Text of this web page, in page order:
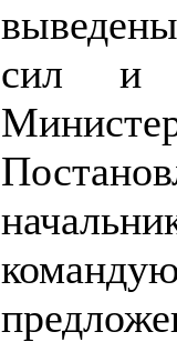
сил и